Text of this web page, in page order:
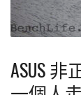
ASUS